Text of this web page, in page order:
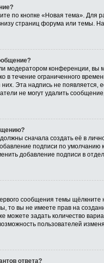
по кнопке «Новая тема». Для
страниц форума или темы.
модератором конференции, вы
в течение ограниченного
Эта надпись не
не могут удалить
сначала создать её в
подписи по
добавление подписи в
сообщения темы щёлкните
то вы не имеете прав на
можете задать количество
пользователей
ответа?